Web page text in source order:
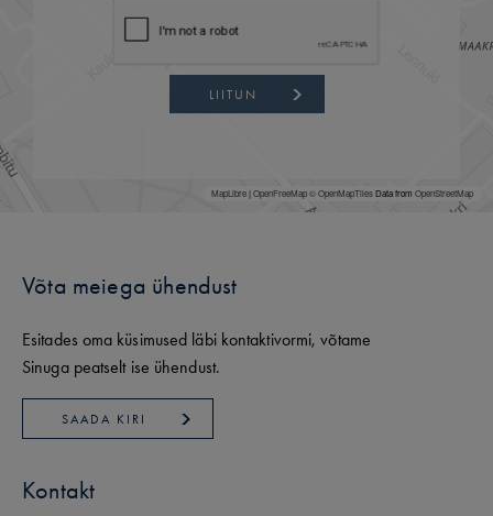
MapLibre|OpenFreeMap© OpenMapTilesData from OpenStreetMap
LIITUN
Võta meiega ühendust
Esitades oma küsimused läbi kontaktivormi, võtame
Sinuga peatselt ise ühendust.
SAADA KIRI
Kontakt